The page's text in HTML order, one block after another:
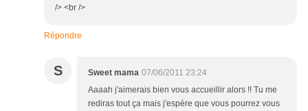
/> <br />
Répondre
S Sweet mama 07/06/2011 23:24
Aaaah j'aimerais bien vous accueillir alors !! Tu me
rediras tout ça mais j'espère que vous pourrez vous